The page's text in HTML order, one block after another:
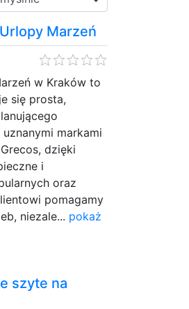
Marzeń
w Kraków to
się prosta,
markami
dzięki
i
oraz
pomagamy
niezale... pokaż
szyte na